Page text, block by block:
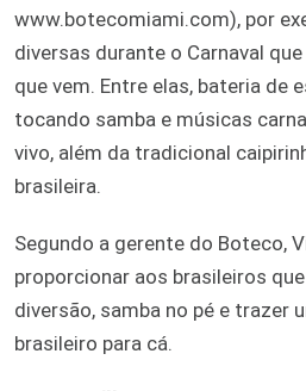
www.botecomiami.com), por
diversas durante o Carnaval
que vem. Entre elas, bateria de
tocando samba e músicas
vivo, além da tradicional
brasileira.
Segundo a gerente do Boteco,
proporcionar aos brasileiros
diversão, samba no pé e trazer
brasileiro para cá.